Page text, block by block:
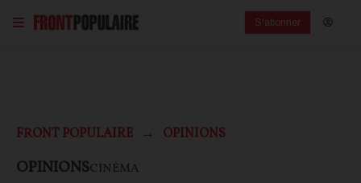
S'abonner
FRONT POPULAIRE OPINIONS
OPINIONSCINÉMA